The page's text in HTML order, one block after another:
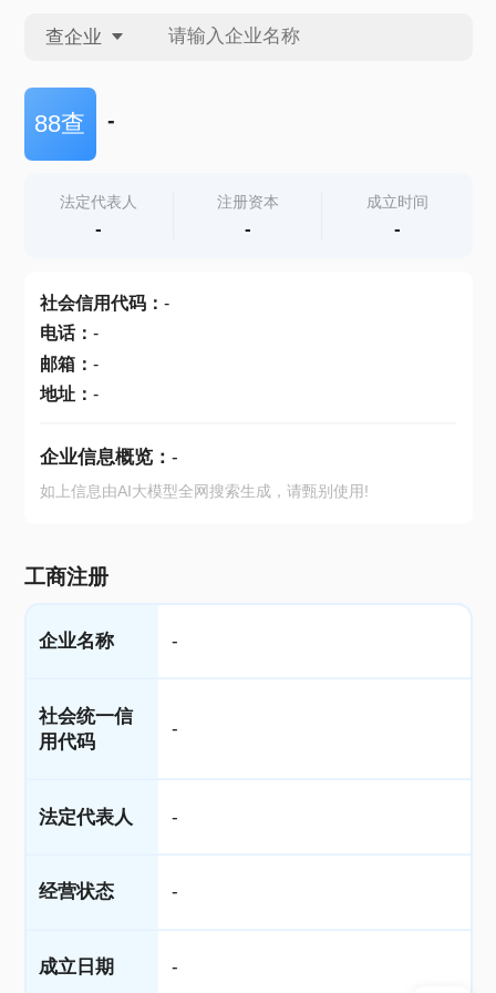
查企业
查企业
查产地
88查 -
法定代表人
-
注册资本
-
成立时间
-
社会信用代码： -
电话： -
邮箱： -
地址： -
企业信息概览： -
如上信息由AI大模型全网搜索生成，请甄别使用!
工商注册
企业名称 -
社会统一信
用代码
-
法定代表人 -
经营状态 -
成立日期 -